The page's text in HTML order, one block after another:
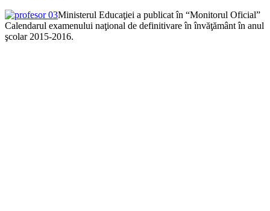
Ministerul Educaţiei a publicat în “Monitorul Oficial”
Calendarul examenului naţional de definitivare în învăţământ în anul
şcolar 2015-2016.